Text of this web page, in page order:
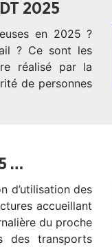
2025
en 2025 ?
? Ce sont les
réalisé par la
de personnes
…
d’utilisation des
accueillant
du proche
des transports